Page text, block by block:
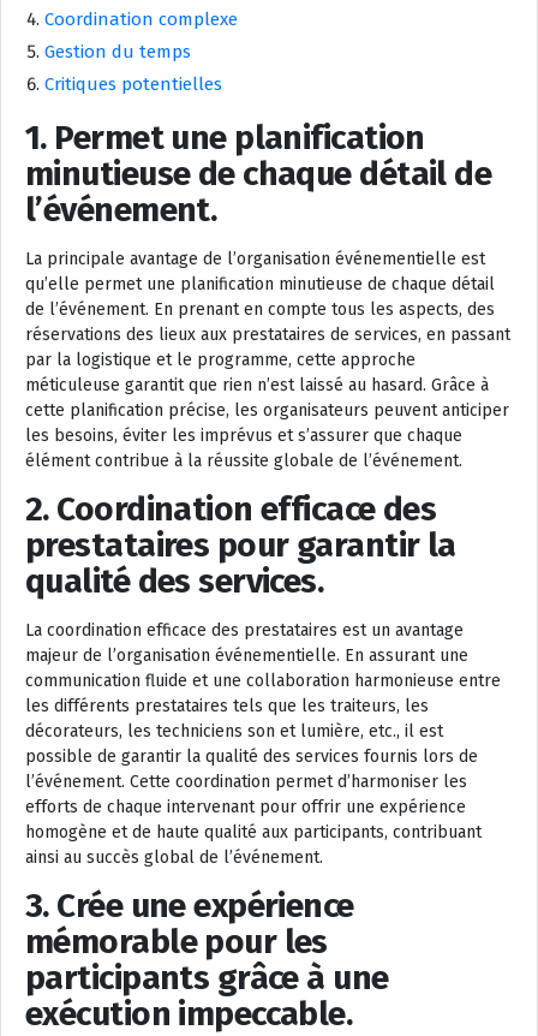
Coordination complexe
Gestion du temps
Critiques potentielles
1. Permet une planification
minutieuse de chaque détail de
l’événement.
La principale avantage de l’organisation événementielle est
qu’elle permet une planification minutieuse de chaque détail
de l’événement. En prenant en compte tous les aspects, des
réservations des lieux aux prestataires de services, en passant
par la logistique et le programme, cette approche
méticuleuse garantit que rien n’est laissé au hasard. Grâce à
cette planification précise, les organisateurs peuvent anticiper
les besoins, éviter les imprévus et s’assurer que chaque
élément contribue à la réussite globale de l’événement.
2. Coordination efficace des
prestataires pour garantir la
qualité des services.
La coordination efficace des prestataires est un avantage
majeur de l’organisation événementielle. En assurant une
communication fluide et une collaboration harmonieuse entre
les différents prestataires tels que les traiteurs, les
décorateurs, les techniciens son et lumière, etc., il est
possible de garantir la qualité des services fournis lors de
l’événement. Cette coordination permet d’harmoniser les
efforts de chaque intervenant pour offrir une expérience
homogène et de haute qualité aux participants, contribuant
ainsi au succès global de l’événement.
3. Crée une expérience
mémorable pour les
participants grâce à une
exécution impeccable.